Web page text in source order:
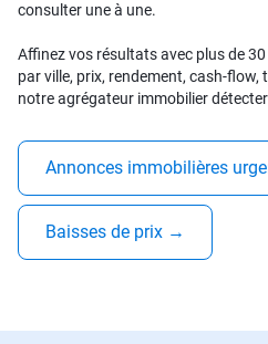
consulter une à une.
Affinez vos résultats avec plus de
par ville, prix, rendement, cash-flow,
notre agrégateur immobilier
Annonces immobilières
Baisses de prix →